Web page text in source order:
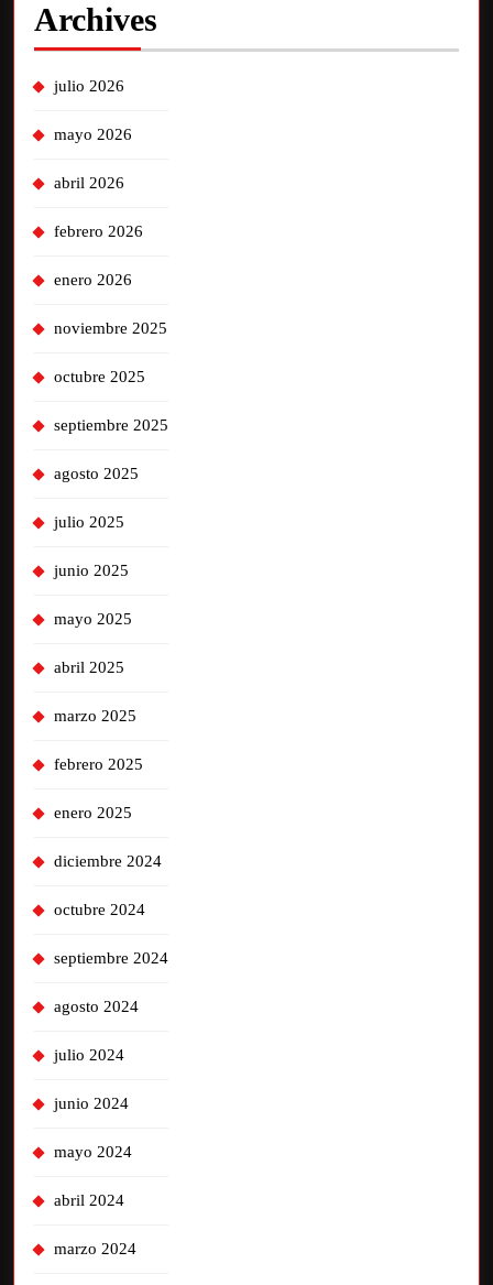
Archives
julio 2026
mayo 2026
abril 2026
febrero 2026
enero 2026
noviembre 2025
octubre 2025
septiembre 2025
agosto 2025
julio 2025
junio 2025
mayo 2025
abril 2025
marzo 2025
febrero 2025
enero 2025
diciembre 2024
octubre 2024
septiembre 2024
agosto 2024
julio 2024
junio 2024
mayo 2024
abril 2024
marzo 2024